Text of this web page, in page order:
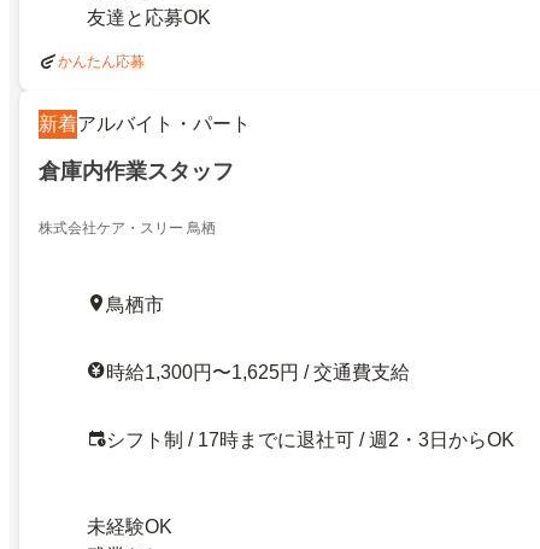
友達と応募OK
かんたん応募
新着アルバイト・パート
倉庫内作業スタッフ
株式会社ケア・スリー 鳥栖
鳥栖市
時給1,300円〜1,625円 / 交通費支給
シフト制 / 17時までに退社可 / 週2・3日からOK
未経験OK